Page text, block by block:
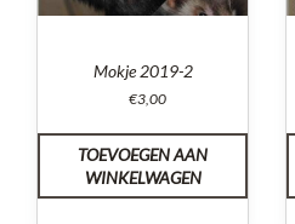
Mokje 2019-2
€3,00
TOEVOEGEN AAN
WINKELWAGEN